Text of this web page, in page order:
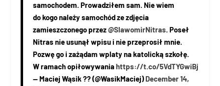
samochodem. Prowadziłem sam. Nie wiem
do kogo należy samochód ze zdjęcia
zamieszczonego przez@SlawomirNitras. Poseł
Nitras nie usunął wpisu i nie przeprosił mnie.
Pozwę go i zażądam wplaty na katolicką szkołę.
W ramach opiłowywaniahttps://t.co/5VdTYGwiBj
— Maciej Wąsik ?? (@WasikMaciej)December 14,